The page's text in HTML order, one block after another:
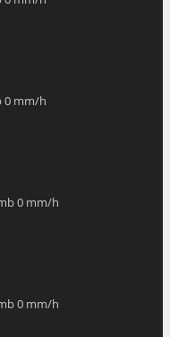
0 mm/h
0 mm/h
0 mm/h